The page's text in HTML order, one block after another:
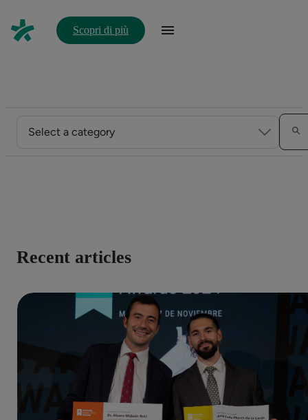
Scopri di più
Recent articles